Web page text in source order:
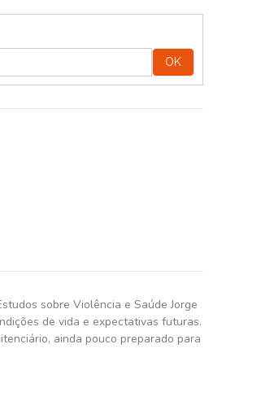
OK
sobre Violência e Saúde Jorge
de vida e expectativas futuras.
ainda pouco preparado para